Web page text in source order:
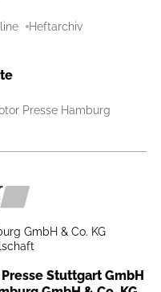
Heftarchiv
Presse Hamburg
GmbH & Co. KG
Stuttgart GmbH